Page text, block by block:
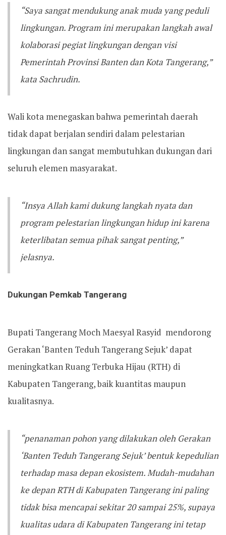
“Saya sangat mendukung anak muda yang peduli
lingkungan. Program ini merupakan langkah awal
kolaborasi pegiat lingkungan dengan visi
Pemerintah Provinsi Banten dan Kota Tangerang,”
kata Sachrudin.
Wali kota menegaskan bahwa pemerintah daerah
tidak dapat berjalan sendiri dalam pelestarian
lingkungan dan sangat membutuhkan dukungan dari
seluruh elemen masyarakat.
“Insya Allah kami dukung langkah nyata dan
program pelestarian lingkungan hidup ini karena
keterlibatan semua pihak sangat penting,”
jelasnya.
Dukungan Pemkab Tangerang
Bupati Tangerang Moch Maesyal Rasyid mendorong
Gerakan ‘Banten Teduh Tangerang Sejuk’ dapat
meningkatkan Ruang Terbuka Hijau (RTH) di
Kabupaten Tangerang, baik kuantitas maupun
kualitasnya.
“penanaman pohon yang dilakukan oleh Gerakan
‘Banten Teduh Tangerang Sejuk’ bentuk kepedulian
terhadap masa depan ekosistem. Mudah-mudahan
ke depan RTH di Kabupaten Tangerang ini paling
tidak bisa mencapai sekitar 20 sampai 25%, supaya
kualitas udara di Kabupaten Tangerang ini tetap